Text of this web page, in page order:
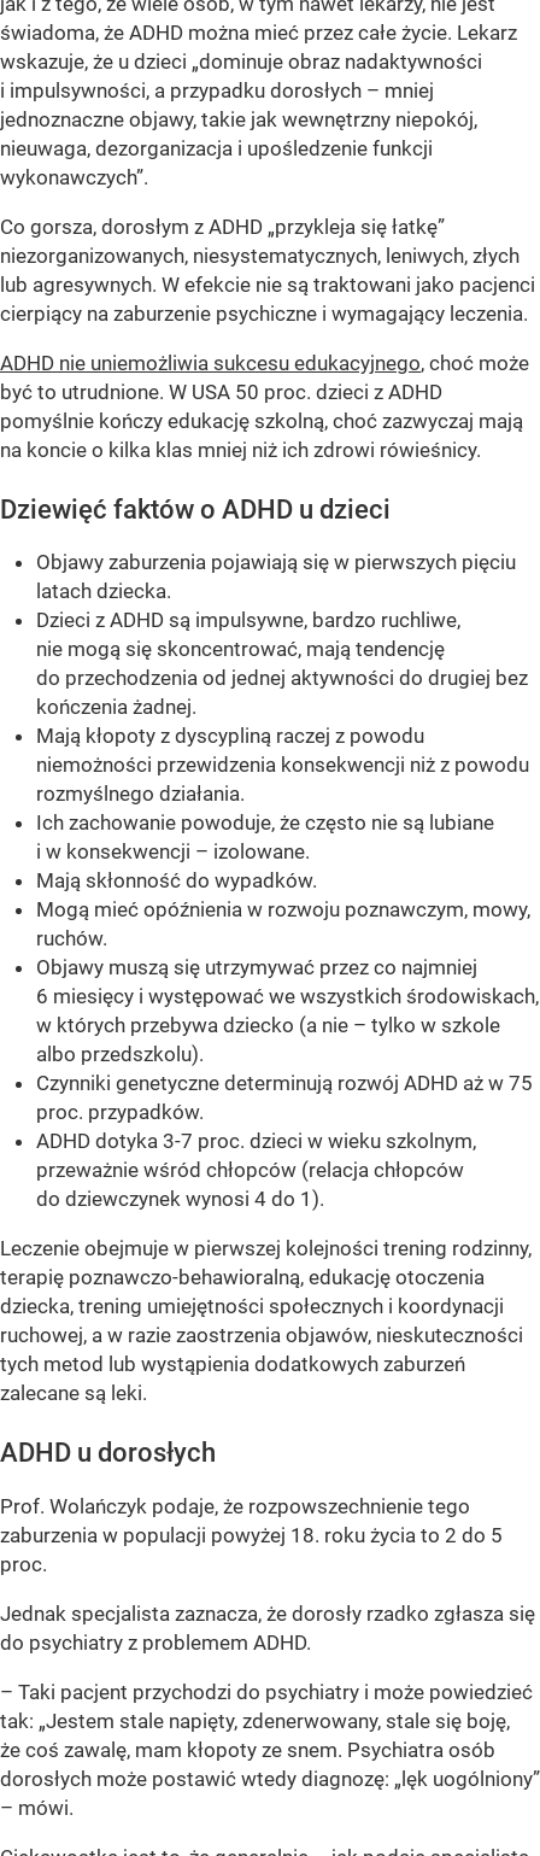
świadoma, że ADHD można mieć przez całe życie. Lekarz
wskazuje, że u dzieci „dominuje obraz nadaktywności
i impulsywności, a przypadku dorosłych – mniej
jednoznaczne objawy, takie jak wewnętrzny niepokój,
nieuwaga, dezorganizacja i upośledzenie funkcji
wykonawczych”.
Co gorsza, dorosłym z ADHD „przykleja się łatkę”
niezorganizowanych, niesystematycznych, leniwych, złych
lub agresywnych. W efekcie nie są traktowani jako pacjenci
cierpiący na zaburzenie psychiczne i wymagający leczenia.
ADHD nie uniemożliwia sukcesu edukacyjnego, choć może
być to utrudnione. W USA 50 proc. dzieci z ADHD
pomyślnie kończy edukację szkolną, choć zazwyczaj mają
na koncie o kilka klas mniej niż ich zdrowi rówieśnicy.
Dziewięć faktów o ADHD u dzieci
Objawy zaburzenia pojawiają się w pierwszych pięciu
latach dziecka.
Dzieci z ADHD są impulsywne, bardzo ruchliwe,
nie mogą się skoncentrować, mają tendencję
do przechodzenia od jednej aktywności do drugiej bez
kończenia żadnej.
Mają kłopoty z dyscypliną raczej z powodu
niemożności przewidzenia konsekwencji niż z powodu
rozmyślnego działania.
Ich zachowanie powoduje, że często nie są lubiane
i w konsekwencji – izolowane.
Mają skłonność do wypadków.
Mogą mieć opóźnienia w rozwoju poznawczym, mowy,
ruchów.
Objawy muszą się utrzymywać przez co najmniej
6 miesięcy i występować we wszystkich środowiskach,
w których przebywa dziecko (a nie – tylko w szkole
albo przedszkolu).
Czynniki genetyczne determinują rozwój ADHD aż w 75
proc. przypadków.
ADHD dotyka 3-7 proc. dzieci w wieku szkolnym,
przeważnie wśród chłopców (relacja chłopców
do dziewczynek wynosi 4 do 1).
Leczenie obejmuje w pierwszej kolejności trening rodzinny,
terapię poznawczo-behawioralną, edukację otoczenia
dziecka, trening umiejętności społecznych i koordynacji
ruchowej, a w razie zaostrzenia objawów, nieskuteczności
tych metod lub wystąpienia dodatkowych zaburzeń
zalecane są leki.
ADHD u dorosłych
Prof. Wolańczyk podaje, że rozpowszechnienie tego
zaburzenia w populacji powyżej 18. roku życia to 2 do 5
proc.
Jednak specjalista zaznacza, że dorosły rzadko zgłasza się
do psychiatry z problemem ADHD.
– Taki pacjent przychodzi do psychiatry i może powiedzieć
tak: „Jestem stale napięty, zdenerwowany, stale się boję,
że coś zawalę, mam kłopoty ze snem. Psychiatra osób
dorosłych może postawić wtedy diagnozę: „lęk uogólniony”
– mówi.